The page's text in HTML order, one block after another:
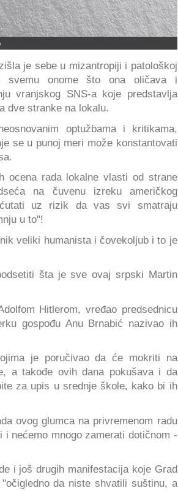
je sebe u mizantropiji i patološkoj
svemu onome što ona oličava i
vranjskog SNS-a koje predstavlja
dve stranke na lokalu.
optužbama i kritikama,
se u punoj meri može konstantovati
ocena rada lokalne vlasti od strane
na čuvenu izreku američkog
ćutati uz rizik da vas svi smatraju
u to"!
veliki humanista i čovekoljub i to je
šta je sve ovaj srpski Martin
Hitlerom, vređao predsednicu
gospođu Anu Brnabić nazivao ih
je poručivao da će mokriti na
a takođe ovih dana pokušava i da
za upis u srednje škole, kako bi ih
ovog glumca na privremenom radu
nećemo mnogo zamerati dotičnom -
i još drugih manifestacija koje Grad
da niste shvatili suštinu, a